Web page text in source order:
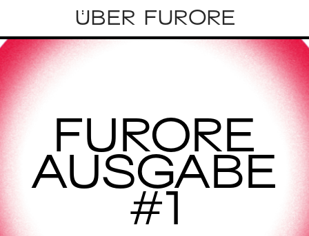
ÜBER FURORE
FURORE
AUSGABE
#1